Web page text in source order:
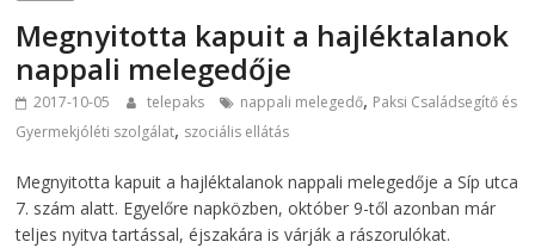
Megnyitotta kapuit a hajléktalanok
nappali melegedője
2017-10-05 telepaks nappali melegedő, Paksi Családsegítő és
Gyermekjóléti szolgálat, szociális ellátás
Megnyitotta kapuit a hajléktalanok nappali melegedője a Síp utca
7. szám alatt. Egyelőre napközben, október 9-től azonban már
teljes nyitva tartással, éjszakára is várják a rászorulókat.